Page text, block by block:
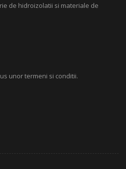
de hidroizolatii si materiale de
unor termeni si conditii.